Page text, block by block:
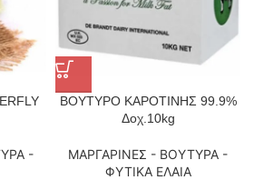
-
ΒΟΥΤΥΡΟ ΚΑΡΟΤΙΝΗΣ 99.9%
Δοχ.10kg
ΜΑΡΓΑΡΙΝΕΣ - ΒΟΥΤΥΡΑ -
ΦΥΤΙΚΑ ΕΛΑΙΑ